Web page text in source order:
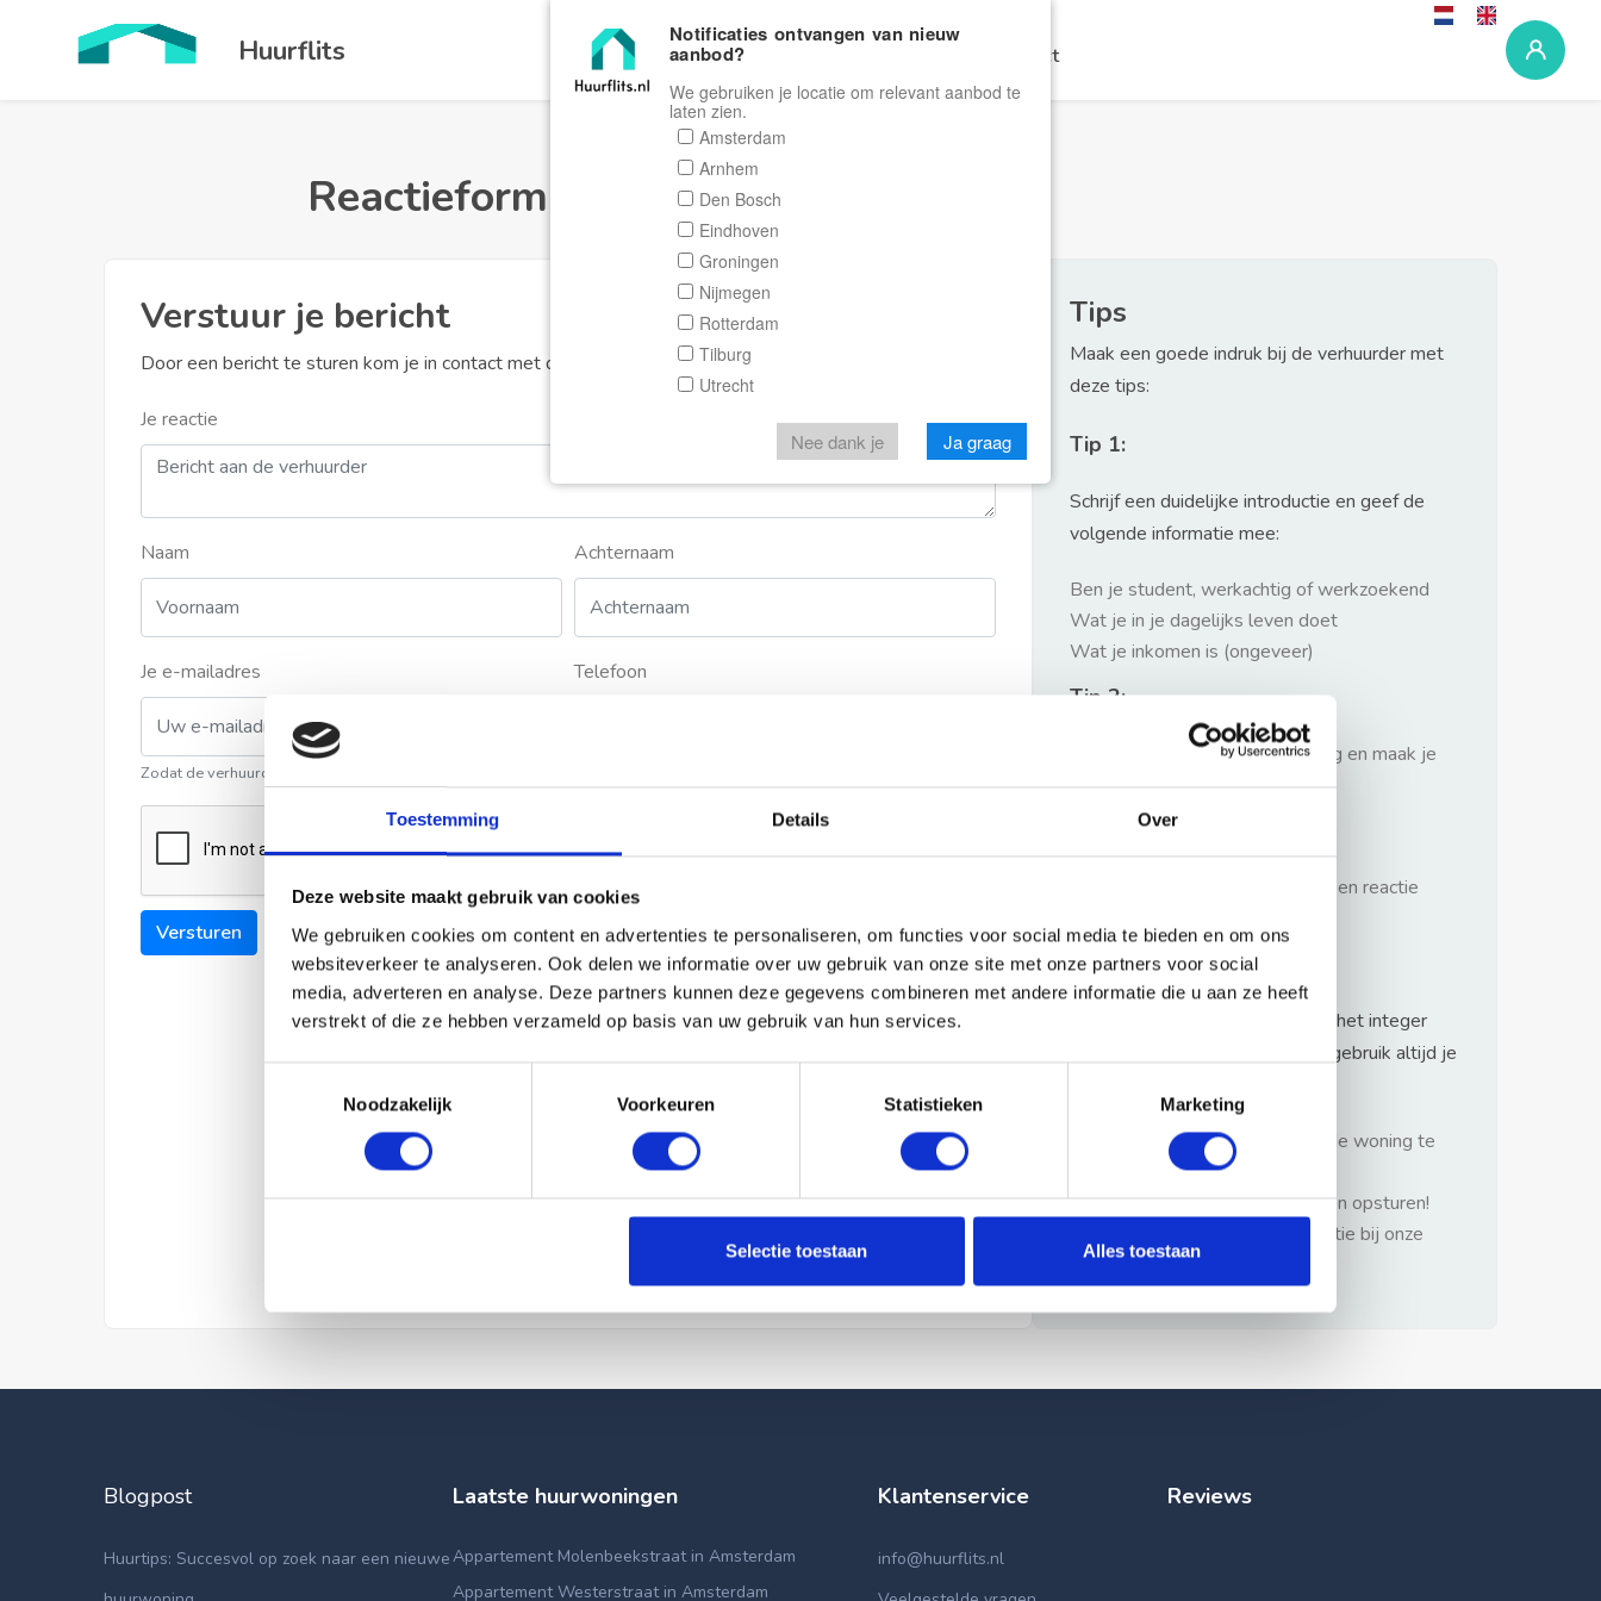
Toestemming Details Over
Deze website maakt gebruik van cookies
We gebruiken cookies om content en advertenties te personaliseren, om functies voor social media te bieden en om ons
websiteverkeer te analyseren. Ook delen we informatie over uw gebruik van onze site met onze partners voor social
media, adverteren en analyse. Deze partners kunnen deze gegevens combineren met andere informatie die u aan ze heeft
verstrekt of die ze hebben verzameld op basis van uw gebruik van hun services.
Noodzakelijk
Voorkeuren Statistieken Marketing
Selectie toestaan Alles toestaan
Huurflits Home Zoeken Contact
Reactieformulier Huurflits
Verstuur je bericht
Door een bericht te sturen kom je in contact met de aanbieder of makelaar van de woning.
Je reactie
Naam Achternaam
Je e-mailadres
Zodat de verhuurder contact met u kan opnemen
Telefoon
Versturen
Tips
Maak een goede indruk bij de verhuurder met
deze tips:
Tip 1:
Schrijf een duidelijke introductie en geef de
volgende informatie mee:
Ben je student, werkachtig of werkzoekend
Wat je in je dagelijks leven doet
Wat je inkomen is (ongeveer)
Tip 2:
Wees beleefd, niet te langdradig en maak je
verhaal kort
Wacht niet met reageren. Snel een reactie
Waarschuwing
Huurflits hecht veel waarde aan het integer
handelen van verhuurders maar gebruik altijd je
1: Nooit vooraf betalen zonder de woning te
hebben gezien.
2: Geen persoonlijke documenten opsturen!
3: Meld bij misbruik de advertentie bij onze
klantenservice.
Blogpost
Huurtips: Succesvol op zoek naar een nieuwe
Laatste huurwoningen
Appartement Molenbeekstraat in Amsterdam
Appartement Westerstraat in Amsterdam
Klantenservice
info@huurflits.nl
Reviews
Notificaties ontvangen van nieuw
aanbod?
We gebruiken je locatie om relevant aanbod te
laten zien.
Amsterdam
Arnhem
Den Bosch
Eindhoven
Groningen
Nijmegen
Rotterdam
Tilburg
Utrecht
Nee dank je Ja graag